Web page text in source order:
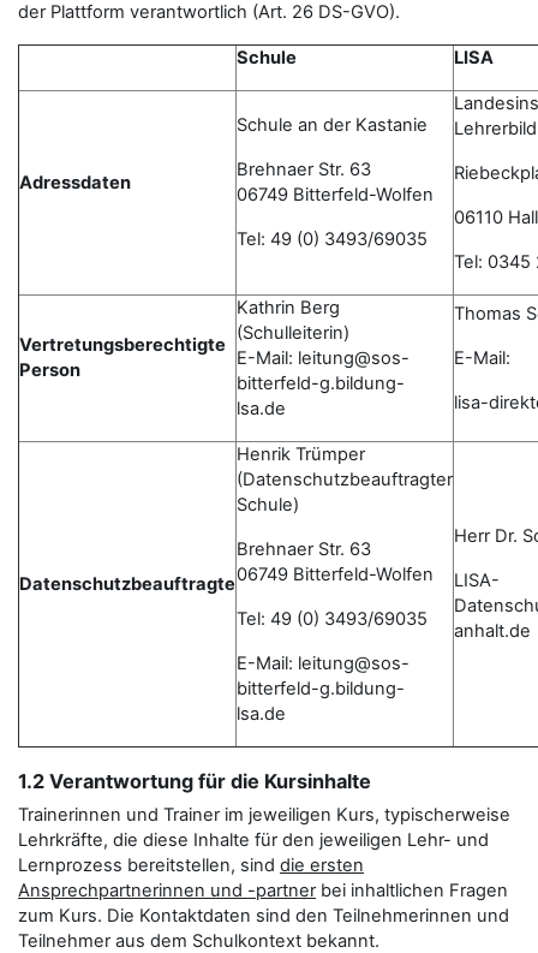
der Plattform verantwortlich (Art. 26 DS-GVO).
Schule LISA
Adressdaten
Schule an der Kastanie
Brehnaer Str. 63
06749 Bitterfeld-Wolfen
Tel: 49 (0) 3493/69035
06110
Tel:
Vertretungsberechtigte
Person
Kathrin Berg
(Schulleiterin)
E-Mail: leitung@sos-
bitterfeld-g.bildung-
lsa.de
Thomas
E-Mail:
lisa-
Datenschutzbeauftragte
Henrik Trümper
(Datenschutzbeauftragter
Schule)
Brehnaer Str. 63
06749 Bitterfeld-Wolfen
Tel: 49 (0) 3493/69035
E-Mail: leitung@sos-
bitterfeld-g.bildung-
lsa.de
Herr Dr.
LISA-
anhalt.de
1.2 Verantwortung für die Kursinhalte
Trainerinnen und Trainer im jeweiligen Kurs, typischerweise
Lehrkräfte, die diese Inhalte für den jeweiligen Lehr- und
Lernprozess bereitstellen, sind die ersten
Ansprechpartnerinnen und -partnerbei inhaltlichen Fragen
zum Kurs. Die Kontaktdaten sind den Teilnehmerinnen und
Teilnehmer aus dem Schulkontext bekannt.